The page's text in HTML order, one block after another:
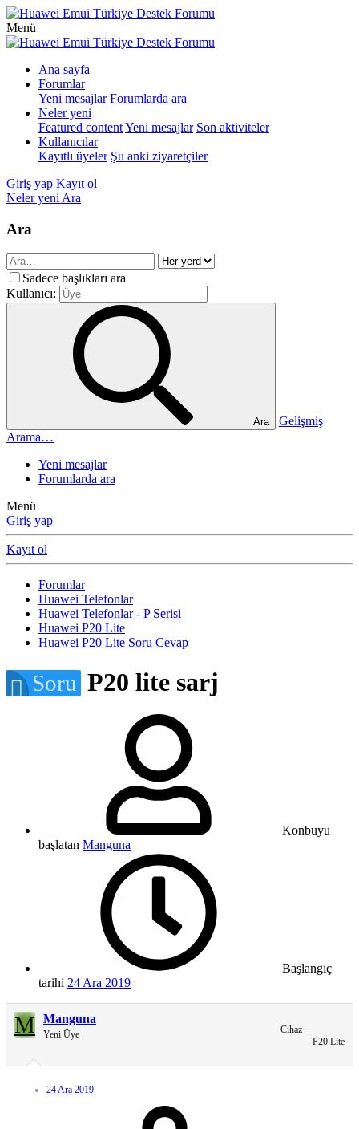
Menü
Ana sayfa
Forumlar
Yeni mesajlar Forumlarda ara
Neler yeni
Featured contentYeni mesajlar Son aktiviteler
Kullanıcılar
Kayıtlı üyeler Şu anki ziyaretçiler
Giriş yap Kayıt ol
Neler yeni Ara
Ara
Sadece başlıkları ara
Kullanıcı:
Ara
Gelişmiş
Arama…
Yeni mesajlar
Forumlarda ara
Menü
Giriş yap
Kayıt ol
Forumlar
Huawei Telefonlar
Huawei Telefonlar - P Serisi
Huawei P20 Lite
Huawei P20 Lite Soru Cevap
Soru P20 lite sarj
Konbuyu
başlatan Manguna
Başlangıç
tarihi 24 Ara 2019
M Manguna
Yeni Üye
Cihaz
P20 Lite
24 Ara 2019